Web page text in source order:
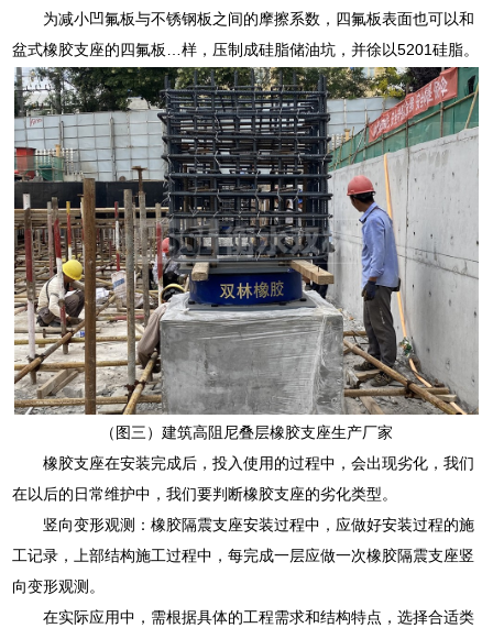
为减小凹氟板与不锈钢板之间的摩擦系数，四氟板表面也可以和
盆式橡胶支座的四氟板…样，压制成硅脂储油坑，并徐以5201硅脂。
（图三）建筑高阻尼叠层橡胶支座生产厂家
橡胶支座在安装完成后，投入使用的过程中，会出现劣化，我们
在以后的日常维护中，我们要判断橡胶支座的劣化类型。
竖向变形观测：橡胶隔震支座安装过程中，应做好安装过程的施
工记录，上部结构施工过程中，每完成一层应做一次橡胶隔震支座竖
向变形观测。
在实际应用中，需根据具体的工程需求和结构特点，选择合适类